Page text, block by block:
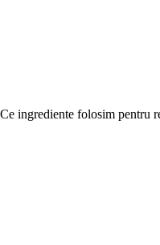
Ce ingrediente folosim pentru